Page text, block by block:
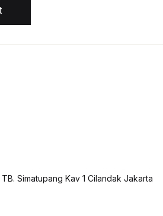
Simatupang Kav 1 Cilandak Jakarta